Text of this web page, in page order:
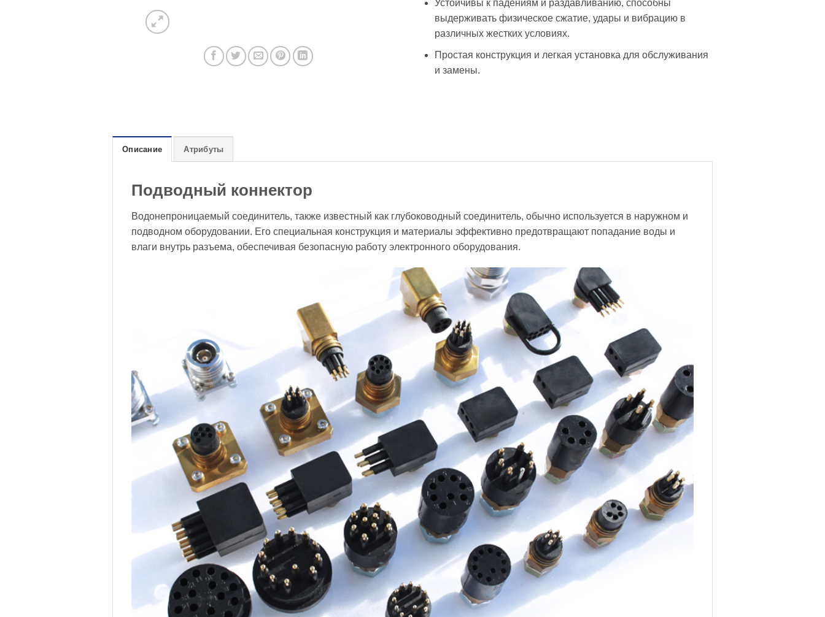
Устойчивы к падениям и раздавливанию, способны
выдерживать физическое сжатие, удары и вибрацию в
различных жестких условиях.
Простая конструкция и легкая установка для обслуживания
и замены.
Описание Атрибуты
Подводный коннектор
Водонепроницаемый соединитель, также известный как глубоководный соединитель, обычно используется в наружном и
подводном оборудовании. Его специальная конструкция и материалы эффективно предотвращают попадание воды и
влаги внутрь разъема, обеспечивая безопасную работу электронного оборудования.